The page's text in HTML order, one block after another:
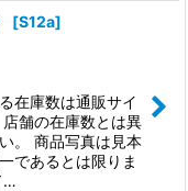
[S12a]
在庫数は通販サイ
舗の在庫数とは異
。 商品写真は見本
であるとは限りま
…